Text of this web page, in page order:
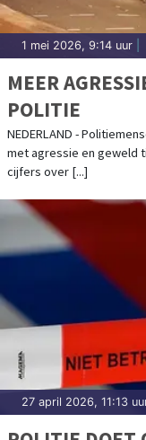
1 mei 2026, 9:14 uur
MEER
POLITIE
NEDERLAND -
met agressie en geweld
cijfers over [...]
27 april 2026, 11:13